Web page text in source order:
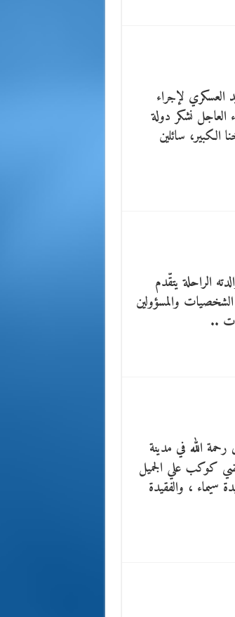
العسكري لإجراء
العاجل نشكر دولة
الكبير، سائلين
الراحلة يتقّدم
والمسؤولين
..
الله في مدينة
كوكب علي الجميل
سيماء ، والفقيدة